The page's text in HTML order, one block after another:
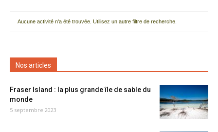
Aucune activité n'a été trouvée. Utilisez un autre filtre de recherche.
Nos articles
Fraser Island : la plus grande île de sable du
monde
5 septembre 2023